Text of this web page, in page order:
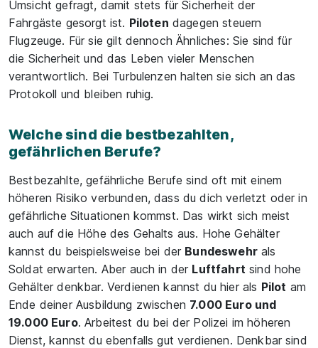
Umsicht gefragt, damit stets für Sicherheit der
Fahrgäste gesorgt ist. Piloten dagegen steuern
Flugzeuge. Für sie gilt dennoch Ähnliches: Sie sind für
die Sicherheit und das Leben vieler Menschen
verantwortlich. Bei Turbulenzen halten sie sich an das
Protokoll und bleiben ruhig.
Welche sind die bestbezahlten,
gefährlichen Berufe?
Bestbezahlte, gefährliche Berufe sind oft mit einem
höheren Risiko verbunden, dass du dich verletzt oder in
gefährliche Situationen kommst. Das wirkt sich meist
auch auf die Höhe des Gehalts aus. Hohe Gehälter
kannst du beispielsweise bei der Bundeswehrals
Soldat erwarten. Aber auch in der Luftfahrt sind hohe
Gehälter denkbar. Verdienen kannst du hier als Pilot am
Ende deiner Ausbildung zwischen 7.000 Euro und
19.000 Euro. Arbeitest du bei der Polizei im höheren
Dienst, kannst du ebenfalls gut verdienen. Denkbar sind